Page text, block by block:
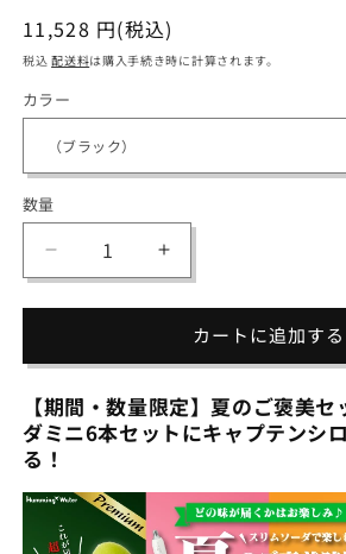
通
常
格
11,528 円(税込)
税込配送料は購入手続き時に計算されます。
カラー
数
数量
の
美
セ
ッ
ト】
ス
リ
ム
【夏
の
美
セ
ッ
ス
リ
ム
カートに追加する
【期間・数量限定】夏のご褒美
ダミニ6本セットにキャプテンシ
る！